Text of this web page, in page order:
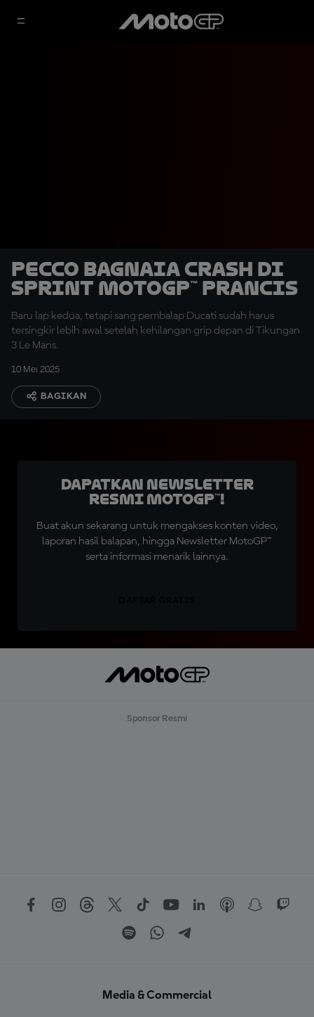
Pecco Bagnaia Crash di
Sprint MotoGP™ Prancis
Baru lap kedua, tetapi sang pembalap Ducati sudah harus
tersingkir lebih awal setelah kehilangan grip depan di Tikungan
3 Le Mans.
10 Mei 2025
BAGIKAN
Dapatkan Newsletter
Resmi MotoGP™!
Buat akun sekarang untuk mengakses konten video,
laporan hasil balapan, hingga Newsletter MotoGP™
serta informasi menarik lainnya.
Sponsor Resmi
Media & Commercial